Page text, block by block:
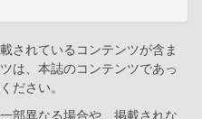
されているコンテンツが含ま
は、本誌のコンテンツであっ
ださい。
部異なる場合や、掲載されな